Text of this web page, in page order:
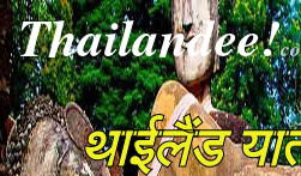
Thailandee!
थाईलैंड